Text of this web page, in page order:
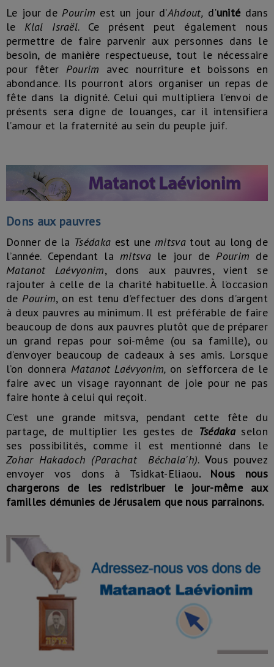
Le jour de Pourim est un jour d’Ahdout, d’unitédans
le Klal Israël. Ce présent peut également nous
permettre de faire parvenir aux personnes dans le
besoin, de manière respectueuse, tout le nécessaire
pour fêter Pourim avec nourriture et boissons en
abondance. Ils pourront alors organiser un repas de
fête dans la dignité. Celui qui multipliera l’envoi de
présents sera digne de louanges, car il intensifiera
l’amour et la fraternité au sein du peuple juif.
Dons aux pauvres
Donner de la Tsédaka est unemitsva tout au long de
l’année. Cependant lamitsva le jour de Pourim de
Matanot Laévyonim, dons aux pauvres, vient se
rajouter à celle de la charité habituelle. À l’occasion
de Pourim, on est tenu d’effectuer des dons d’argent
à deux pauvres au minimum. Il est préférable de faire
beaucoup de dons aux pauvres plutôt que de préparer
un grand repas pour soi-même (ou sa famille), ou
d’envoyer beaucoup de cadeaux à ses amis. Lorsque
l’on donnera Matanot Laévyonim, on s’efforcera de le
faire avec un visage rayonnant de joie pour ne pas
faire honte à celui qui reçoit.
C’est une grande mitsva, pendant cette fête du
partage, de multiplier les gestes de Tsédaka selon
ses possibilités, comme il est mentionné dans le
Zohar Hakadoch (Parachat Béchala'h). Vous pouvez
envoyer vos dons à Tsidkat-Eliaou. Nous nous
chargerons de les redistribuer le jour-même aux
familles démunies de Jérusalem que nous parrainons.